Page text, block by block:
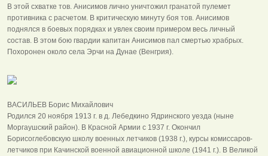
В этой схватке тов. Анисимов лично уничтожил гранатой пулемет
противника с расчетом. В критическую минуту боя тов. Анисимов
поднялся в боевых порядках и увлек своим примером весь личный
состав. В этом бою гвардии капитан Анисимов пал смертью храбрых.
Похоронен около села Эрчи на Дунае (Венгрия).
ВАСИЛЬЕВ Борис Михайлович
Родился 20 ноября 1913 г. в д. Лебедкино Ядринского уезда (ныне
Моргаушский район). В Красной Армии с 1937 г. Окончил
Борисоглебовскую школу военных летчиков (1938 г.), курсы комиссаров-
летчиков при Качинской военной авиационной школе (1941 г.). В Великой